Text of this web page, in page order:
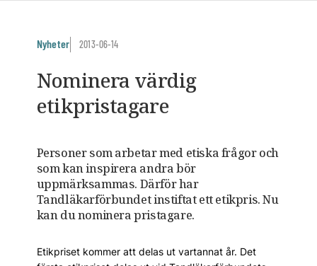
Nyheter 2013-06-14
Nominera värdig
etikpristagare
Personer som arbetar med etiska frågor och
som kan inspirera andra bör
uppmärksammas. Därför har
Tandläkarförbundet instiftat ett etikpris. Nu
kan du nominera pristagare.
Etikpriset kommer att delas ut vartannat år. Det